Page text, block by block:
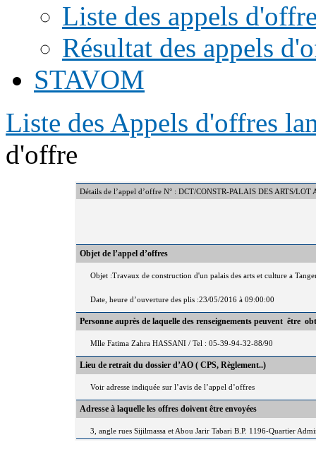
Liste des appels
Résultat des appels
STAVOM
Liste des Appels d'offres
d'offre
Détails de l’appel d’offre N° : DCT/CONSTR-PALAIS DES ARTS/
Objet de l’appel d’offres
Objet :Travaux de construction d'un palais des arts et culture a
Date, heure d’ouverture des plis :23/05/2016 à 09:00:00
Personne auprès de laquelle des renseignements peuvent être
Mlle Fatima Zahra HASSANI / Tel : 05-39-94-32-88/90
Lieu de retrait du dossier d’AO ( CPS, Règlement..)
Voir adresse indiquée sur l’avis de l’appel d’offres
Adresse à laquelle les offres doivent être envoyées
3, angle rues Sijilmassa et Abou Jarir Tabari B.P. 1196-Quartier